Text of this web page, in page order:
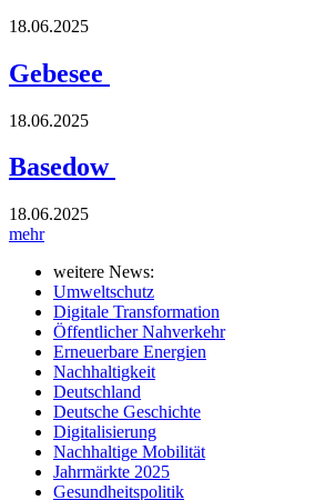
18.06.2025
Gebesee
18.06.2025
Basedow
18.06.2025
mehr
weitere News:
Umweltschutz
Digitale Transformation
Öffentlicher Nahverkehr
Erneuerbare Energien
Nachhaltigkeit
Deutschland
Deutsche Geschichte
Digitalisierung
Nachhaltige Mobilität
Jahrmärkte 2025
Gesundheitspolitik